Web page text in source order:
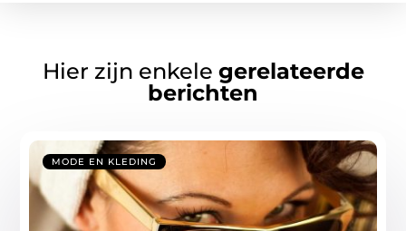
Hier zijn enkele gerelateerde
berichten
MODE EN KLEDING